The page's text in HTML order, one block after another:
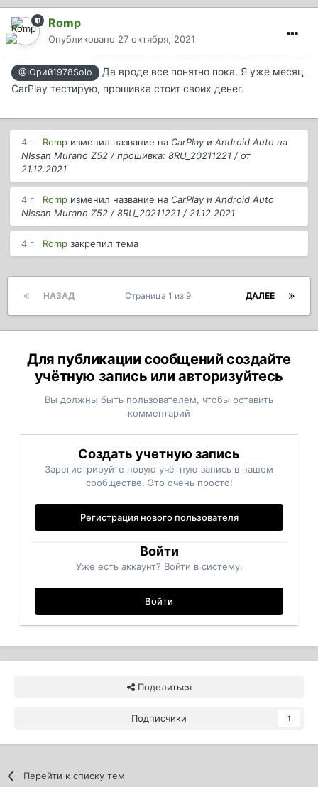
Romp
Опубликовано 27 октября, 2021
@Юрий1978Solo
Да вроде все понятно пока. Я уже месяц
CarPlay тестирую, прошивка стоит своих денег.
4 г Romp изменил название на CarPlay и Android Auto на
NIssan Murano Z52 / прошивка: 8RU_20211221 / от
21.12.2021
4 г Romp изменил название на CarPlay и Android Auto
Nissan Murano Z52 / 8RU_20211221 / 21.12.2021
4 г Romp закрепил тема
НАЗАД ДАЛЕЕ
Страница 1 из 9
Для публикации сообщений создайте
учётную запись или авторизуйтесь
Вы должны быть пользователем, чтобы оставить
комментарий
Создать учетную запись
Зарегистрируйте новую учётную запись в нашем
сообществе. Это очень просто!
Регистрация нового пользователя
Войти
Уже есть аккаунт? Войти в систему.
Войти
Поделиться
Подписчики 1
Перейти к списку тем